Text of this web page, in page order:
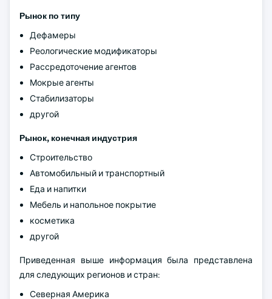
Рынок по типу
Дефамеры
Реологические модификаторы
Рассредоточение агентов
Мокрые агенты
Стабилизаторы
другой
Рынок, конечная индустрия
Строительство
Автомобильный и транспортный
Еда и напитки
Мебель и напольное покрытие
косметика
другой
Приведенная выше информация была представлена
для следующих регионов и стран:
Северная Америка